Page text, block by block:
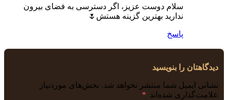
سلام دوست عزیز، اگر دسترسی به فضای بیرون
ندارید بهترین گزینه هستش🌷
پاسخ
دیدگاهتان را بنویسید
نشانی ایمیل شما منتشر نخواهد شد. بخش‌های موردنیاز
علامت‌گذاری شده‌اند *